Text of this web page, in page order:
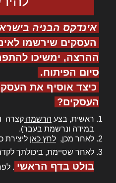
אינדקס הבניה
העסקים שירשמו
ההרצה, ימשיכו
סיום הפיתוח.
כיצד אוסיף את
העסקים?
ראשית, בצע הרשמה קצרה
במידה ונרשמת בעבר).
לאחר מכן, לחץ כאן ליצירת
לאחר שסיימת, ביכולתך
בולט בדף הראשי .